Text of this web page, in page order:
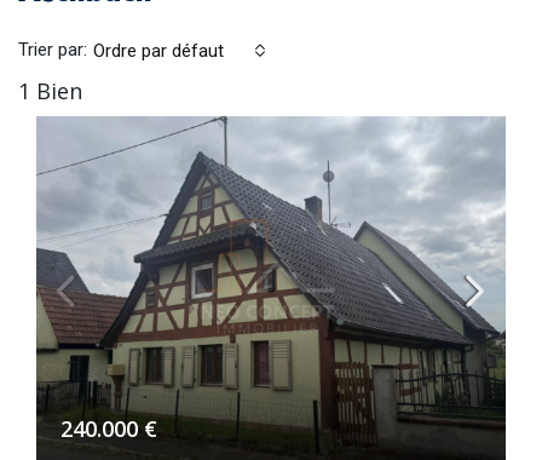
1 Bien
Trier par: Ordre par défaut
240.000 €